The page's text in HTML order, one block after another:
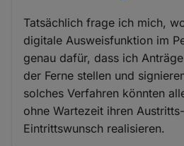
Tatsächlich frage ich mich,
digitale Ausweisfunktion im
genau dafür, dass ich
der Ferne stellen und
solches Verfahren könnten
ohne Wartezeit ihren
Eintrittswunsch realisieren.